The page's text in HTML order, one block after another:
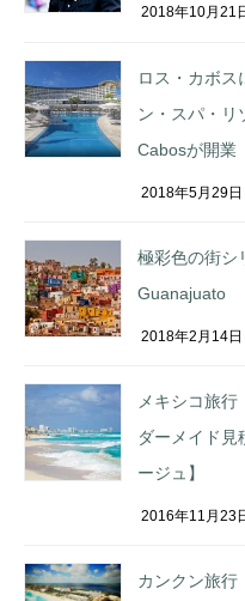
2018年10月21
ロス・カボス
ン・スパ・
Cabosが開業
2018年5月29日
極彩色の街シ
Guanajuato
2018年2月14日
メキシコ旅
ダーメイド見
ージュ】
2016年11月23
カンクン旅